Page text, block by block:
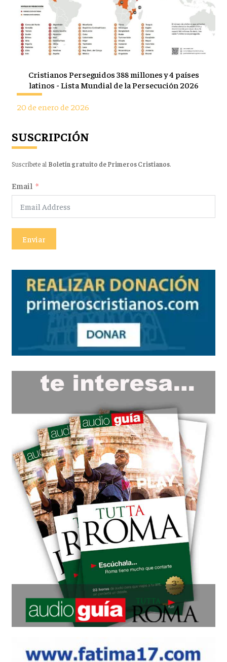
Cristianos Perseguidos 388 millones y 4 países
latinos - Lista Mundial de la Persecución 2026
20 de enero de 2026
SUSCRIPCIÓN
Suscríbete al Boletín gratuito de Primeros Cristianos.
Email
Enviar